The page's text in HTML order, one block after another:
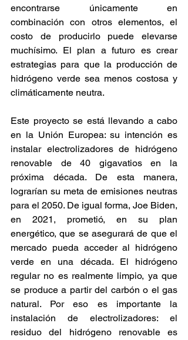
encontrarse únicamente en
combinación con otros elementos, el
costo de producirlo puede elevarse
muchísimo. El plan a futuro es crear
estrategias para que la producción de
hidrógeno verde sea menos costosa y
climáticamente neutra.
Este proyecto se está llevando a cabo
en la Unión Europea: su intención es
instalar electrolizadores de hidrógeno
renovable de 40 gigavatios en la
próxima década. De esta manera,
lograrían su meta de emisiones neutras
para el 2050. De igual forma, Joe Biden,
en 2021, prometió, en su plan
energético, que se asegurará de que el
mercado pueda acceder al hidrógeno
verde en una década. El hidrógeno
regular no es realmente limpio, ya que
se produce a partir del carbón o el gas
natural. Por eso es importante la
instalación de electrolizadores: el
residuo del hidrógeno renovable es